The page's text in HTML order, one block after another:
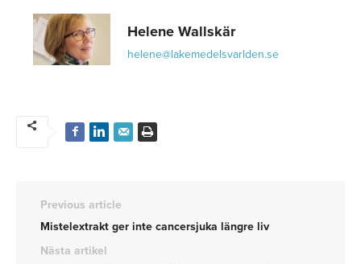
Helene Wallskär
helene@lakemedelsvarlden.se
Previous article
Mistelextrakt ger inte cancersjuka längre liv
Nästa artikel